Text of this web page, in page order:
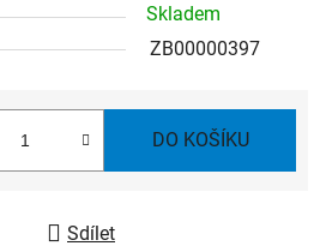
Skladem
ZB00000397
DO KOŠÍKU
Sdílet